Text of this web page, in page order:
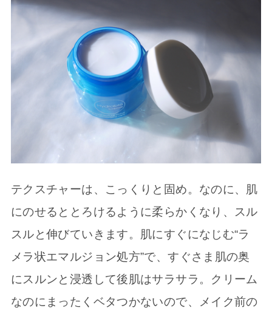
テクスチャーは、こっくりと固め。なのに、肌
にのせるととろけるように柔らかくなり、スル
スルと伸びていきます。肌にすぐになじむ“ラ
メラ状エマルジョン処方”で、すぐさま肌の奥
にスルンと浸透して後肌はサラサラ。クリーム
なのにまったくベタつかないので、メイク前の